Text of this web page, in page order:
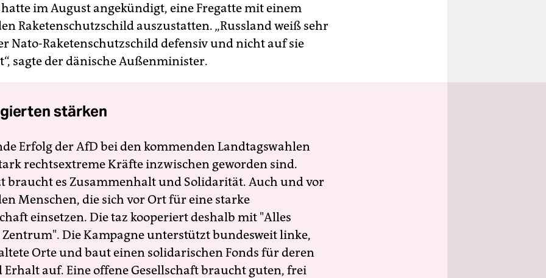
im August angekündigt, eine Fregatte mit einem
Raketenschutzschild auszustatten. „Russland weiß sehr
Nato-Raketenschutzschild defensiv und nicht auf sie
sagte der dänische Außenminister.
stärken
Erfolg der AfD bei den kommenden Landtagswahlen
rechtsextreme Kräfte inzwischen geworden sind.
braucht es Zusammenhalt und Solidarität. Auch und vor
Menschen, die sich vor Ort für eine starke
einsetzen. Die taz kooperiert deshalb mit "Alles
Die Kampagne unterstützt bundesweit linke,
Orte und baut einen solidarischen Fonds für deren
Erhalt auf. Eine offene Gesellschaft braucht guten, frei